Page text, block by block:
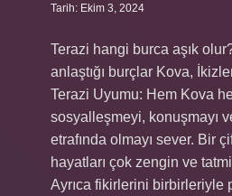
Tarih: Ekim 3, 2024
Terazi hangi burca aşık
anlaştığı burçlar Kova,
Terazi Uyumu: Hem Kova
sosyalleşmeyi, konuşmayı
etrafında olmayı sever. Bir
hayatları çok zengin ve
Ayrıca fikirlerini birbirleriyle